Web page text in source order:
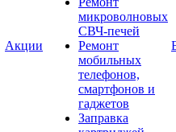
Акции
микроволновых
СВЧ-печей
Ремонт
мобильных
телефонов,
смартфонов и
гаджетов
Заправка